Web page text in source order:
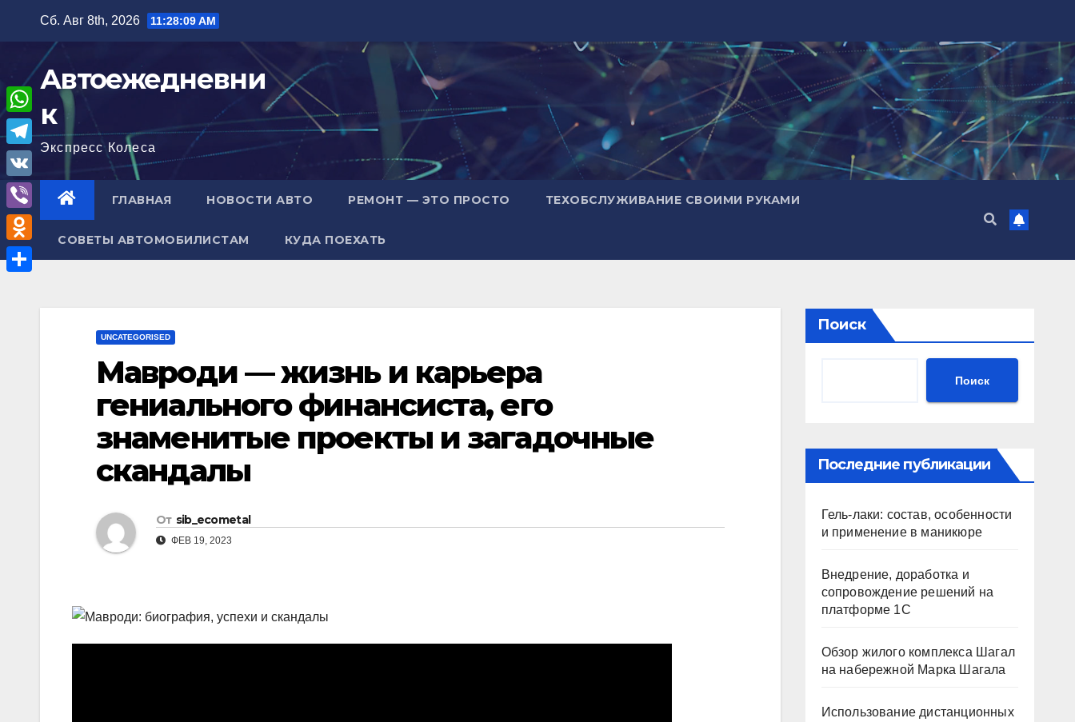
содержимому
Сб. Авг 8th, 2026 11:28:10 AM
Автоежедневни
к
Экспресс Колеса
ГЛАВНАЯ НОВОСТИ АВТО РЕМОНТ — ЭТО ПРОСТО ТЕХОБСЛУЖИВАНИЕ СВОИМИ РУКАМИ
СОВЕТЫ АВТОМОБИЛИСТАМ КУДА ПОЕХАТЬ
UNCATEGORISED
Мавроди — жизнь и карьера
гениального финансиста, его
знаменитые проекты и загадочные
скандалы
От sib_ecometal
ФЕВ 19, 2023
Поиск
Поиск
Последние публикации
Гель-лаки: состав, особенности
и применение в маникюре
Внедрение, доработка и
сопровождение решений на
платформе 1С
Обзор жилого комплекса Шагал
на набережной Марка Шагала
Использование дистанционных
W
h
a
A
T
e
l
e
g
V
K
V
i
b
O